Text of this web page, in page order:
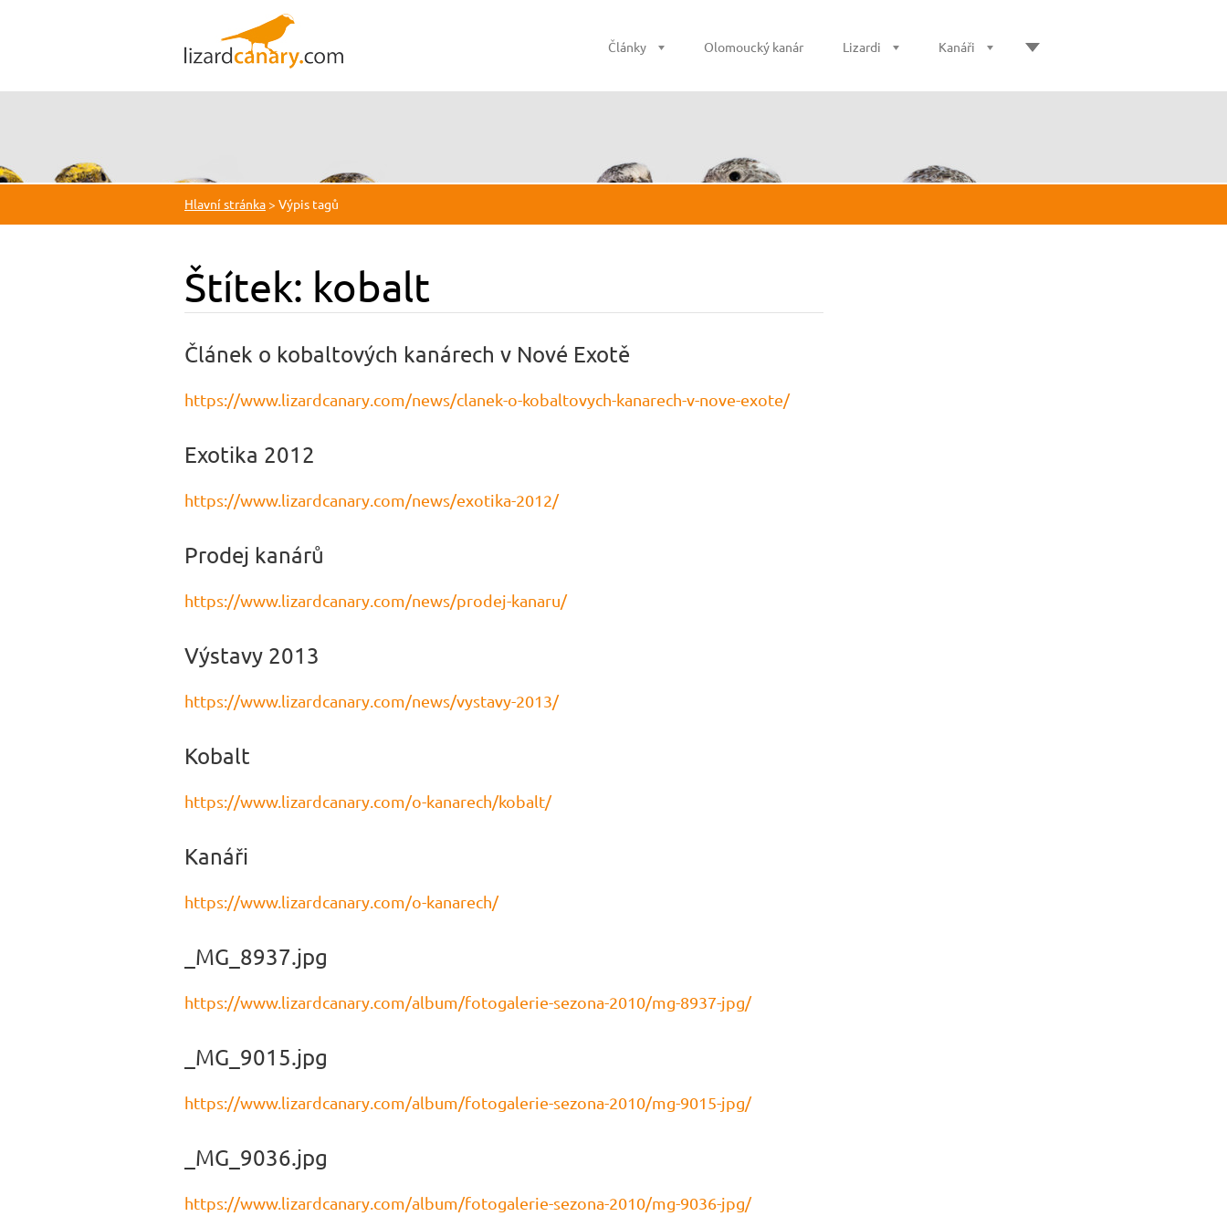
Články Olomoucký kanár Lizardi Kanáři
Hlavní stránka> Výpis tagů
Štítek: kobalt
Článek o kobaltových kanárech v Nové Exotě
https://www.lizardcanary.com/news/clanek-o-kobaltovych-kanarech-v-nove-exote/
Exotika 2012
https://www.lizardcanary.com/news/exotika-2012/
Prodej kanárů
https://www.lizardcanary.com/news/prodej-kanaru/
Výstavy 2013
https://www.lizardcanary.com/news/vystavy-2013/
Kobalt
https://www.lizardcanary.com/o-kanarech/kobalt/
Kanáři
https://www.lizardcanary.com/o-kanarech/
_MG_8937.jpg
https://www.lizardcanary.com/album/fotogalerie-sezona-2010/mg-8937-jpg/
_MG_9015.jpg
https://www.lizardcanary.com/album/fotogalerie-sezona-2010/mg-9015-jpg/
_MG_9036.jpg
https://www.lizardcanary.com/album/fotogalerie-sezona-2010/mg-9036-jpg/